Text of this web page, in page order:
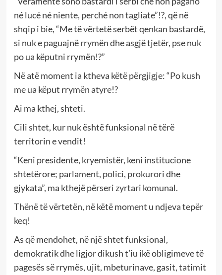
né lucé né niente, perché non tagliate”!?, që në
shqip i bie, “Me të vërtetë serbët qenkan bastardë,
si nuk e paguajnë rrymën dhe asgjë tjetër, pse nuk
po ua këputni rrymën!?”
Në atë moment ia ktheva këtë përgjigje: “Po kush
me ua këput rrymën atyre!?
Ai ma kthej, shteti.
Cili shtet, kur nuk është funksional në tërë
territorin e vendit!
“Keni presidente, kryemistër, keni institucione
shtetërore; parlament, polici, prokurori dhe
gjykata”, ma kthejë përseri zyrtari komunal.
Thënë të vërtetën, në këtë moment u ndjeva tepër
keq!
As që mendohet, në një shtet funksional,
demokratik dhe ligjor dikush t’iu ikë obligimeve të
pagesës së rrymës, ujit, mbeturinave, gasit, tatimit